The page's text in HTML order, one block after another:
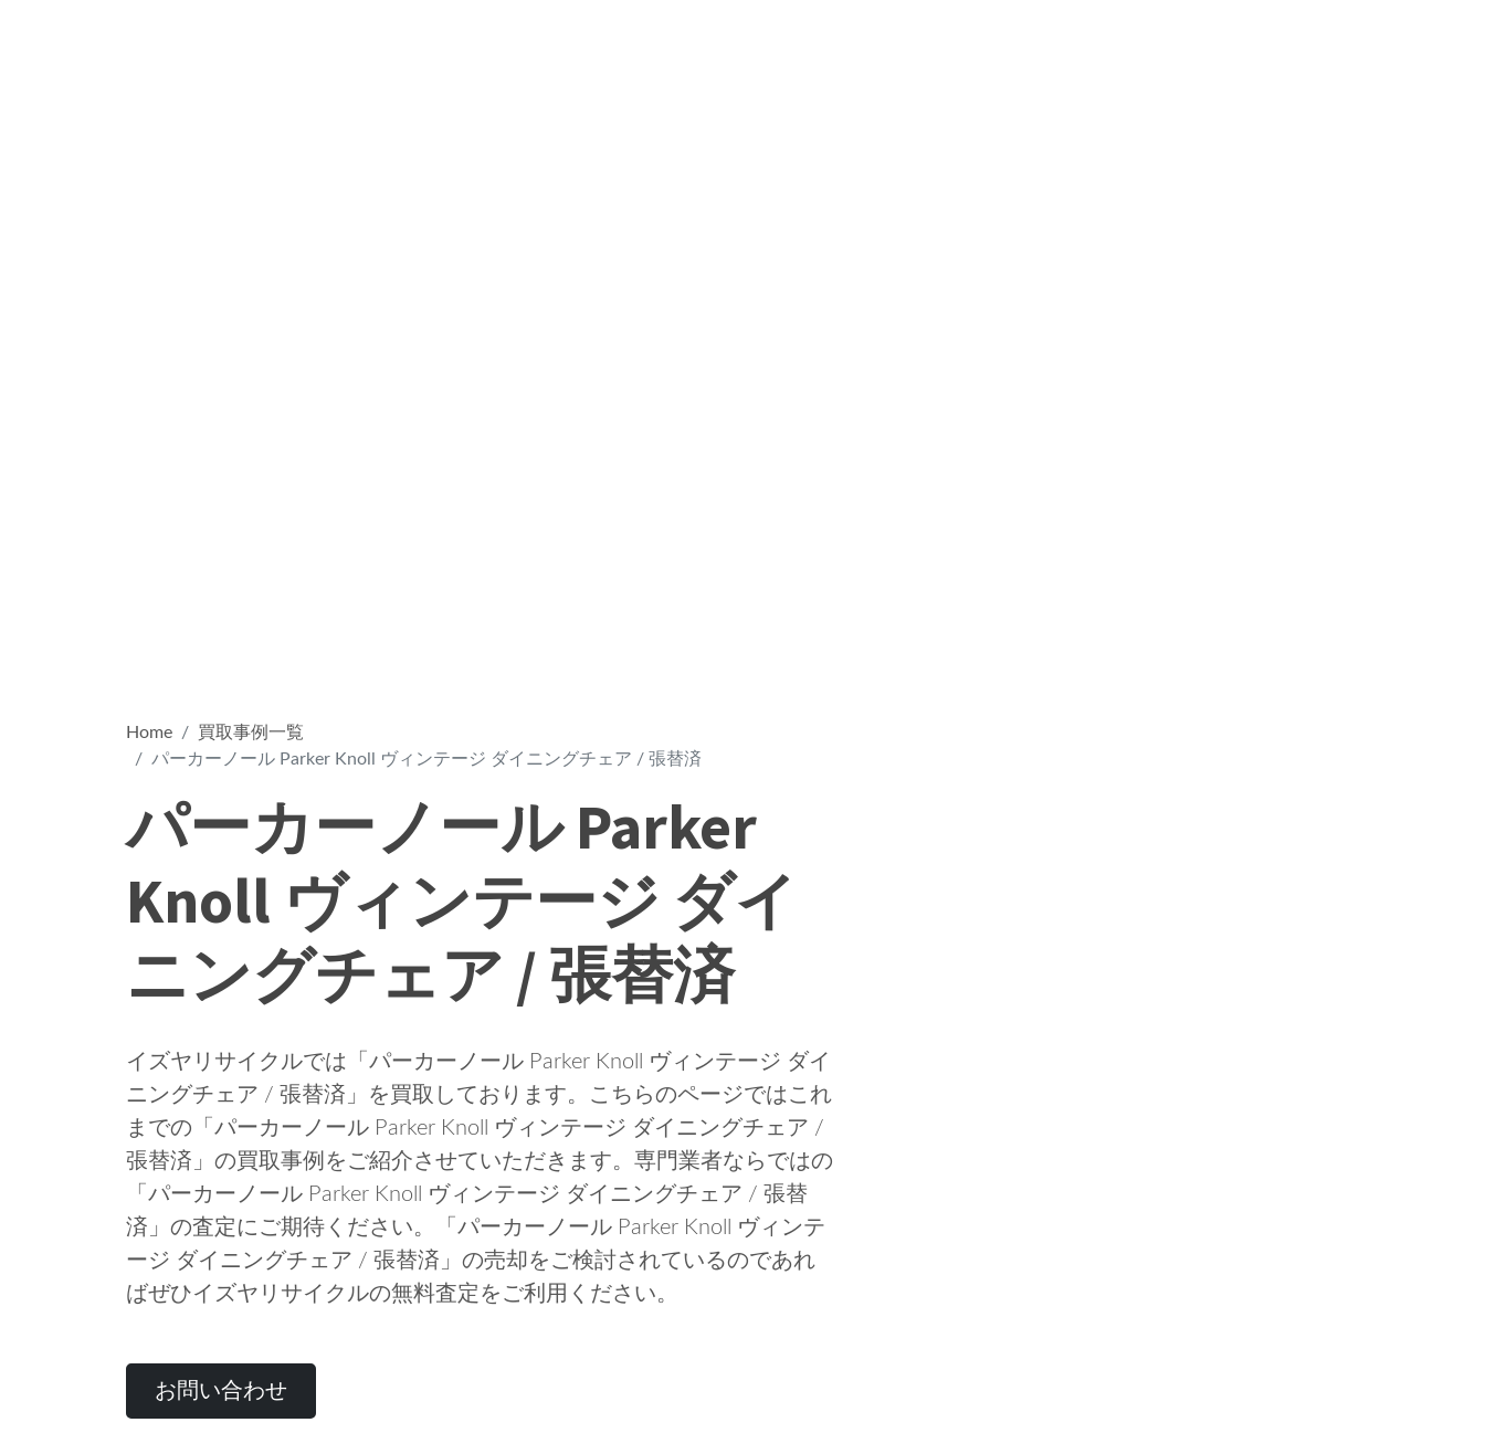
Home
買取事例一覧
パーカーノール Parker Knoll ヴィンテージ ダイニングチェア / 張替済
パーカーノール Parker
Knoll ヴィンテージ ダイ
ニングチェア / 張替済
イズヤリサイクルでは「パーカーノール Parker Knoll ヴィンテージ ダイ
ニングチェア / 張替済」を買取しております。こちらのページではこれ
までの「パーカーノール Parker Knoll ヴィンテージ ダイニングチェア /
張替済」の買取事例をご紹介させていただきます。専門業者ならではの
「パーカーノール Parker Knoll ヴィンテージ ダイニングチェア / 張替
済」の査定にご期待ください。「パーカーノール Parker Knoll ヴィンテ
ージ ダイニングチェア / 張替済」の売却をご検討されているのであれ
ばぜひイズヤリサイクルの無料査定をご利用ください。
お問い合わせ